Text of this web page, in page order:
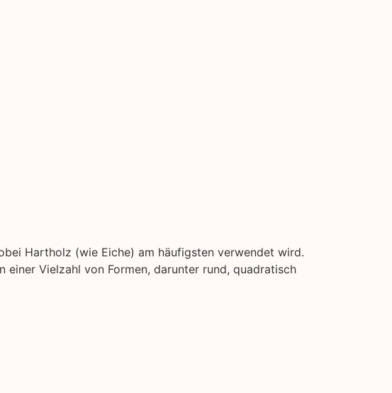
Hartholz (wie Eiche) am häufigsten verwendet wird.
Vielzahl von Formen, darunter rund, quadratisch